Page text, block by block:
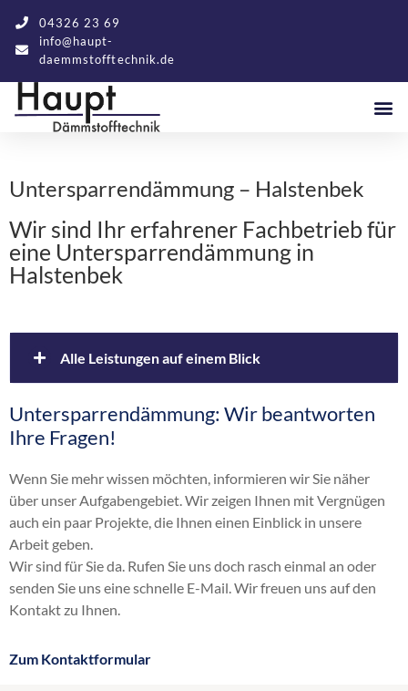
04326 23 69
info@haupt-
daemmstofftechnik.de
Untersparrendämmung – Halstenbek
Wir sind Ihr erfahrener Fachbetrieb für
eine Untersparrendämmung in
Halstenbek
Alle Leistungen auf einem Blick
Altbaudämmung
Brandschutz Einblasdämmung
Dachdämmung
Dachschrägendämmung
Dämmung
Einblasdämmung
Einblasen
energetische Sanierung
Flachdachdämmung
Gebäudedämmung
Untersparrendämmung: Wir beantworten
Ihre Fragen!
Wenn Sie mehr wissen möchten, informieren wir Sie näher
über unser Aufgabengebiet. Wir zeigen Ihnen mit Vergnügen
auch ein paar Projekte, die Ihnen einen Einblick in unsere
Arbeit geben.
Wir sind für Sie da. Rufen Sie uns doch rasch einmal an oder
senden Sie uns eine schnelle E-Mail. Wir freuen uns auf den
Kontakt zu Ihnen.
Zum Kontaktformular